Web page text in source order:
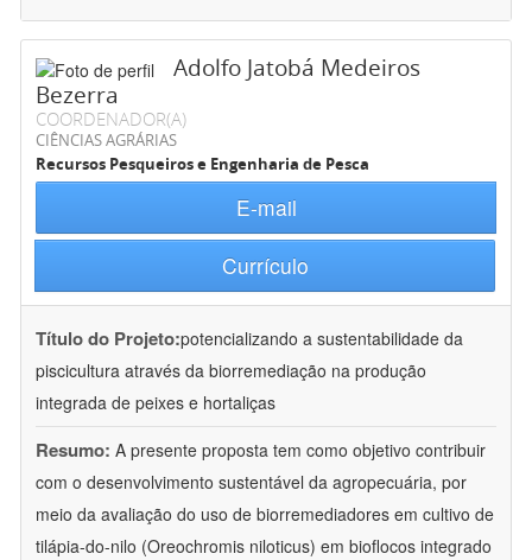
Adolfo Jatobá Medeiros
Bezerra
COORDENADOR(A)
CIÊNCIAS AGRÁRIAS
Recursos Pesqueiros e Engenharia de Pesca
E-mail
Currículo
Título do Projeto:potencializando a sustentabilidade da
piscicultura através da biorremediação na produção
integrada de peixes e hortaliças
Resumo: A presente proposta tem como objetivo contribuir
com o desenvolvimento sustentável da agropecuária, por
meio da avaliação do uso de biorremediadores em cultivo de
tilápia-do-nilo (Oreochromis niloticus) em bioflocos integrado